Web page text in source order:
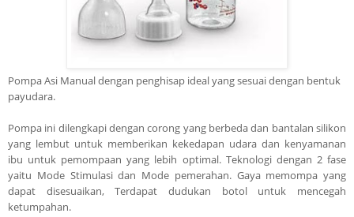
Pompa Asi Manual dengan penghisap ideal yang sesuai dengan bentuk
payudara.
Pompa ini dilengkapi dengan corong yang berbeda dan bantalan silikon
yang lembut untuk memberikan kekedapan udara dan kenyamanan
ibu untuk pemompaan yang lebih optimal. Teknologi dengan 2 fase
yaitu Mode Stimulasi dan Mode pemerahan. Gaya memompa yang
dapat disesuaikan, Terdapat dudukan botol untuk mencegah
ketumpahan.